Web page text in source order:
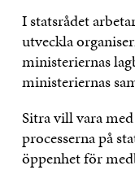
I statsrådet
utveckla
ministeriernas
ministeriernas
Sitra vill vara
processerna på
öppenhet för